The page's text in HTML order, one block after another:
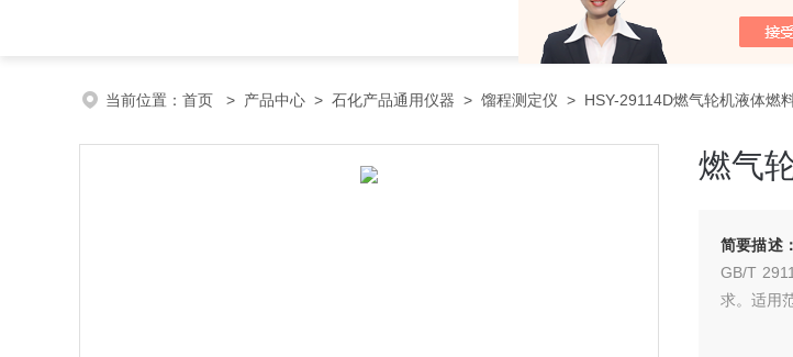
当前位置： 首页 > 产品中心 > 石化产品通用仪器 > 馏程测定仪 > HSY-29114D燃气轮机液体燃
燃气
简要描述：
GB/T
求。适用